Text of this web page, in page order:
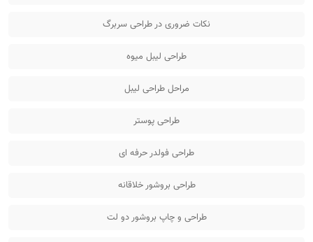
نکات ضروری در طراحی سربرگ
طراحی لیبل میوه
مراحل طراحی لیبل
طراحی پوستر
طراحی فولدر حرفه ای
طراحی بروشور خلاقانه
طراحی و چاپ بروشور دو لت